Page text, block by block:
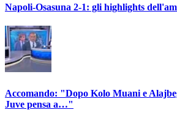
Napoli-Osasuna 2-1: gli highlights
Accomando: "Dopo Kolo Muani e
Juve pensa a…"